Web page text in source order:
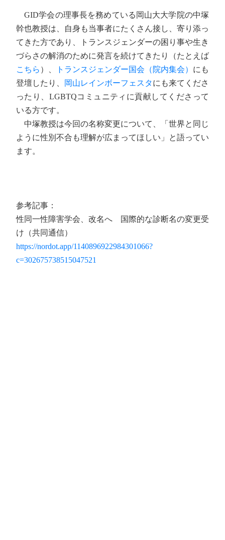
GID学会の理事長を務めている岡山大大学院の中塚
幹也教授は、自身も当事者にたくさん接し、寄り添っ
てきた方であり、トランスジェンダーの困り事や生き
づらさの解消のために発言を続けてきたり（たとえば
こちら ）、 トランスジェンダー国会（院内集会） にも
登壇したり、
岡山レインボーフェスタにも来てくださ
ったり、LGBTQコミュニティに貢献してくださって
いる方です。
中塚教授は今回の名称変更について、「世界と同じ
ように性別不合も理解が広まってほしい」と語ってい
ます。
参考記事：
性同一性障害学会、改名へ 国際的な診断名の変更受
け（共同通信）
https://nordot.app/1140896922984301066?
c=302675738515047521